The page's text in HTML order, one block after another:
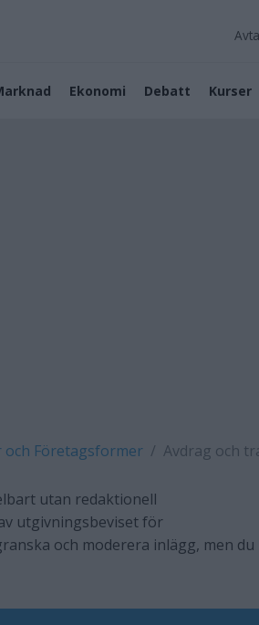
Ekonomi Debatt Kurser
Företagsformer Avdrag och
utan redaktionell
utgivningsbeviset för
och moderera inlägg, men du